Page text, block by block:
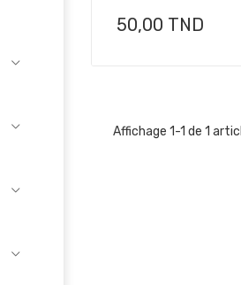
Prix
50,00 TND
Affichage 1-1 de 1